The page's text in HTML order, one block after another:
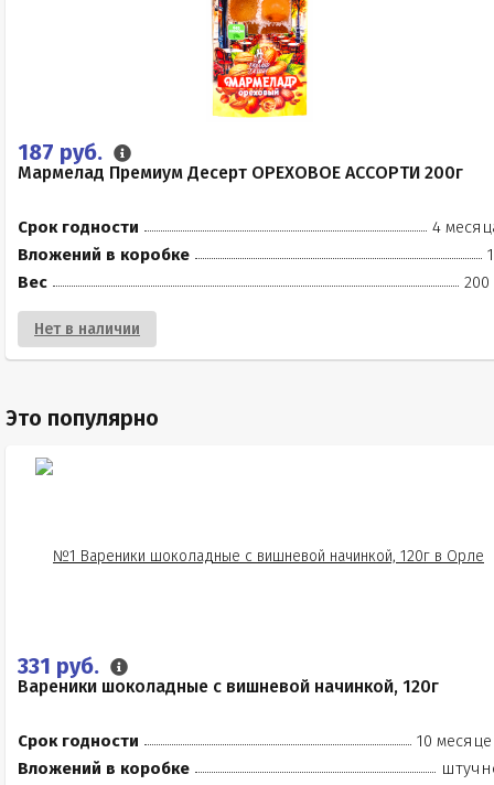
187 руб.
Мармелад Премиум Десерт ОРЕХОВОЕ АССОРТИ 200г
Срок годности
4
Вложений в коробке
Вес
200
Нет в наличии
Это популярно
331 руб.
Вареники шоколадные с вишневой начинкой, 120г
Срок годности
10
Вложений в коробке